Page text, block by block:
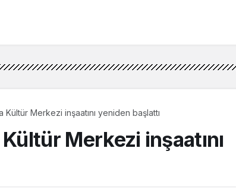
Kültür Merkezi inşaatını yeniden başlattı
Merkezi inşaatını